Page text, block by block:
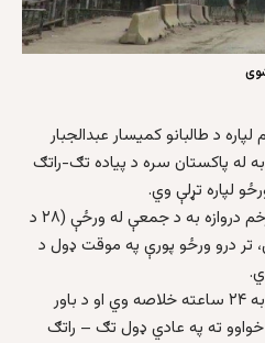
د طالبانو کميسار عبدالجبار
له پاکستان سره د پياده تګ-راتګ
لپاره تړلې وي.
د طالبانو د کميسار په وينا، د تورخم دروازه به د جمعې له ورځې (۲۸ د
تر درو ورځو پورې په موقت ډول د
د نوموړي په وينا، سوداګریزه لار به ۲۴ ساعته خلاصه وي او د باور
خواوو ته په عادي ډول تګ – راتګ